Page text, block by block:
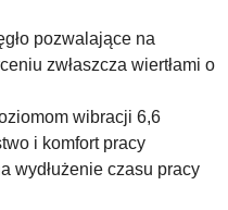
pozwalające na
zwłaszcza wiertłami o
wibracji 6,6
i komfort pracy
wydłużenie czasu pracy